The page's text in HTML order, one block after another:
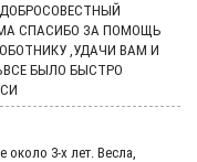
СПАСИБО ЗА ПОМОЩЬ
,УДАЧИ ВАМ И
БЫЛО БЫСТРО
3-х лет. Весла,